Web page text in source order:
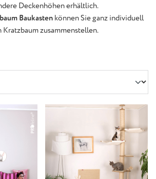
Deckenhöhen erhältlich.
Baukastenkönnen Sie ganz individuell
Kratzbaum zusammenstellen.